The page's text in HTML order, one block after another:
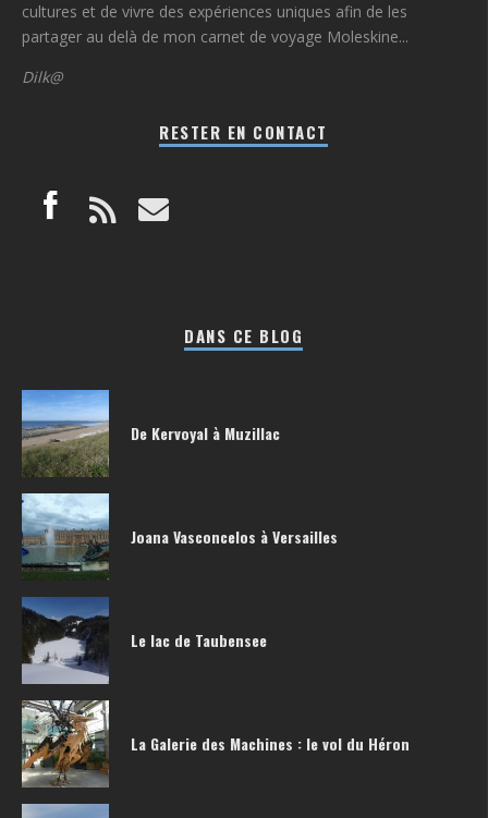
cultures et de vivre des expériences uniques afin de les
partager au delà de mon carnet de voyage Moleskine...
Dilk@
RESTER EN CONTACT
DANS CE BLOG
De Kervoyal à Muzillac
Joana Vasconcelos à Versailles
Le lac de Taubensee
La Galerie des Machines : le vol du Héron